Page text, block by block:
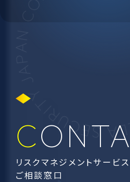
リスクマネジメントサービ
ご相談窓口